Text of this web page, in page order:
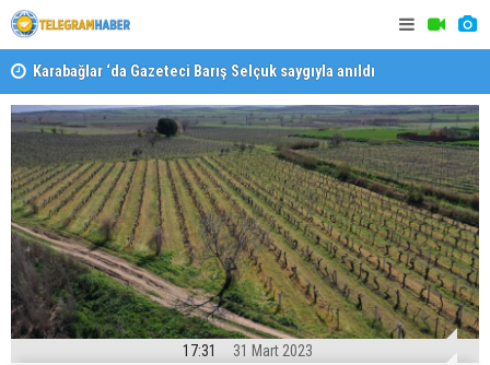
Karabağlar ‘da Gazeteci Barış Selçuk saygıyla anıldı
17:31 31 Mart 2023